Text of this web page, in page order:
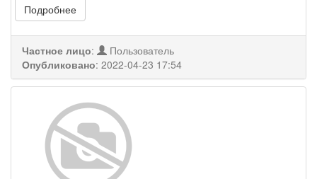
Подробнее
Частное лицо:
Пользователь
Опубликовано: 2022-04-23 17:54